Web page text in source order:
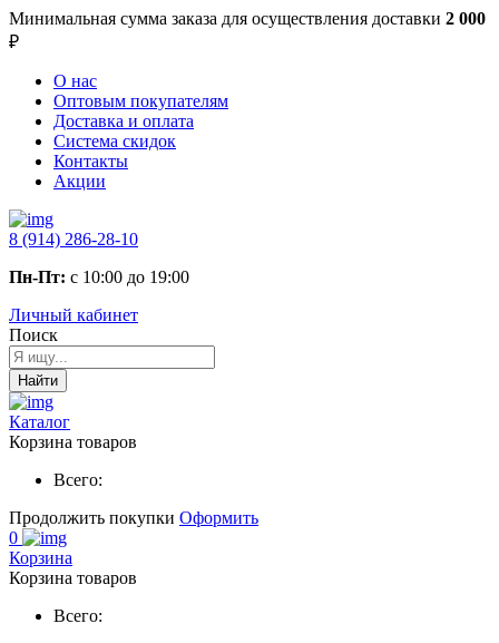
Минимальная сумма заказа для осуществления доставки 2 000
₽
О нас
Оптовым покупателям
Доставка и оплата
Система скидок
Контакты
Акции
8 (914) 286-28-10
Пн-Пт: с 10:00 до 19:00
Личный кабинет
Поиск
Найти
Каталог
Корзина товаров
Всего:
Продолжить покупки Оформить
0
Корзина
Корзина товаров
Всего: